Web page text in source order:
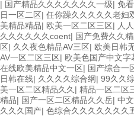
| 国产精品久久久久久久久一级| 免
日一区二区| 任你躁久久久久久老妇
美精品精品| 欧美一区二区三区| 人
久久久久久久coent| 国产免费久久
区| 久久夜色精品AV三区| 欧美日韩
AV一区二区三区| 欧美色国产中文字
在线欧美精品中文一区| 国产综合一
日韩在线| 久久久久综合纲| 99久久
美一区二区精品久久 | 精品一区二区
精品| 国产一区二区精品久久岳| 中
久久久国产| 色综合久久久久久久久